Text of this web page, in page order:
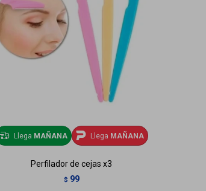
Llega MAÑANA Llega MAÑANA
Perfilador de cejas x3
$ 99